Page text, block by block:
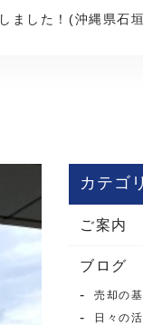
ました！(沖縄県石垣
カテゴリ
ご案内
ブログ
売却の
日々の